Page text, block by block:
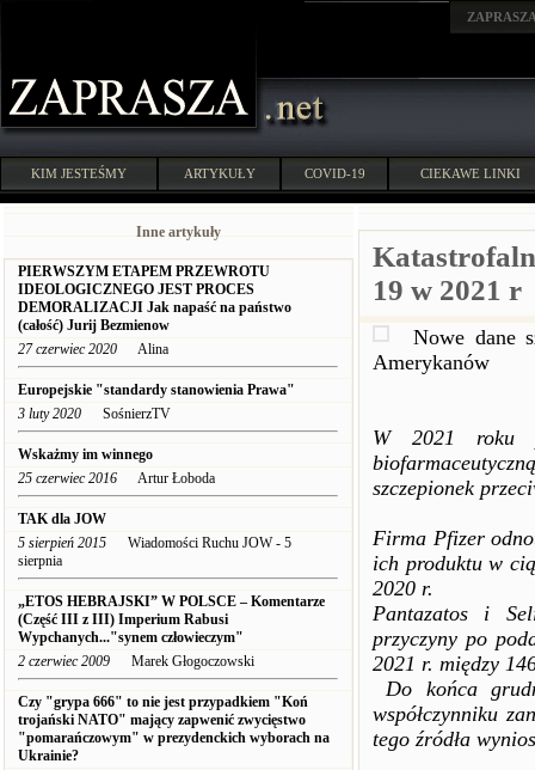
KIM JESTEŚMY ARTYKUŁY COVID-19 CIEKAWE LINKI
Inne artykuły
PIERWSZYM ETAPEM PRZEWROTU
IDEOLOGICZNEGO JEST PROCES
DEMORALIZACJI Jak napaść na państwo
(całość) Jurij Bezmienow
27 czerwiec 2020 Alina
Europejskie "standardy stanowienia Prawa"
3 luty 2020 SośnierzTV
Wskażmy im winnego
25 czerwiec 2016 Artur Łoboda
TAK dla JOW
5 sierpień 2015 Wiadomości Ruchu JOW - 5
sierpnia
„ETOS HEBRAJSKI” W POLSCE – Komentarze
(Część III z III) Imperium Rabusi
Wypchanych..."synem człowieczym"
2 czerwiec 2009 Marek Głogoczowski
Czy "grypa 666" to nie jest przypadkiem "Koń
trojański NATO" mający zapwenić zwycięstwo
"pomarańczowym" w prezydenckich wyborach na
Ukrainie?
19 w 2021 r
Nowe dane
Amerykanów
W 2021 roku
szczepionek
Firma Pfizer
ich produktu w
2020 r.
Pantazatos i
przyczyny po
2021 r. między
Do końca
współczynniku
tego źródła